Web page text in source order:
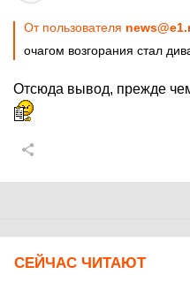
От пользователя
очагом возгорания стал
Отсюда вывод, прежде
СЕЙЧАС ЧИТАЮТ